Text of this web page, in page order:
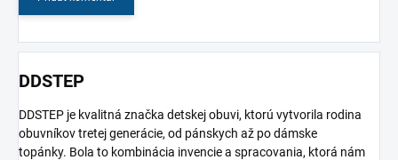
DDSTEP
DDSTEP je kvalitná značka detskej obuvi, ktorú vytvorila rodina
obuvníkov tretej generácie, od pánskych až po dámske
topánky. Bola to kombinácia invencie a spracovania, ktorá nám